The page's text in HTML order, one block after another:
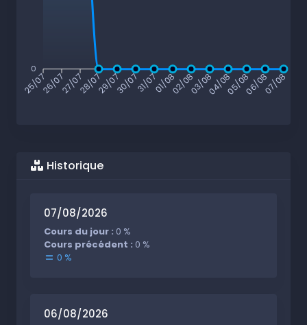
0
25/0726/0727/0728/0729/0730/0731/0701/0802/0803/0804/0805/0806/0807/08
Historique
07/08/2026
Cours du jour : 0 %
Cours précédent : 0 %
0 %
06/08/2026